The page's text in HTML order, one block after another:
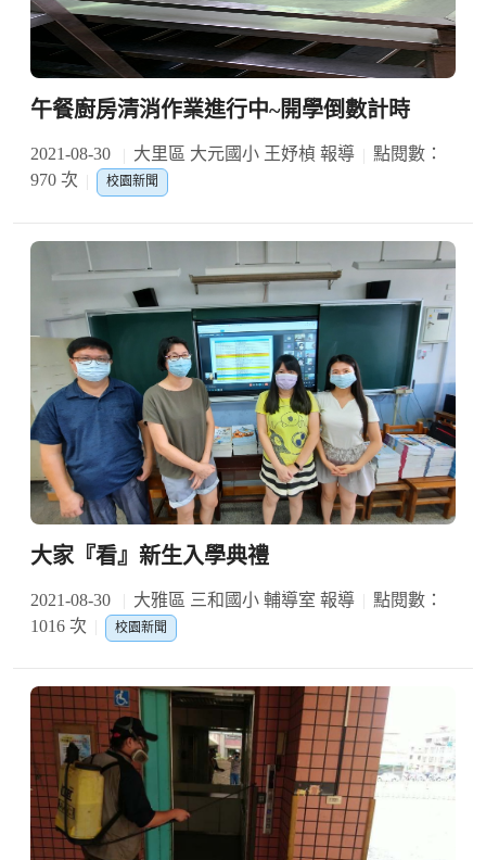
午餐廚房清消作業進行中~開學倒數計時
2021-08-30 大里區 大元國小 王妤楨 報導
點閱數：
970 次
校園新聞
大家『看』新生入學典禮
2021-08-30 大雅區 三和國小 輔導室 報導
點閱數：
1016 次
校園新聞